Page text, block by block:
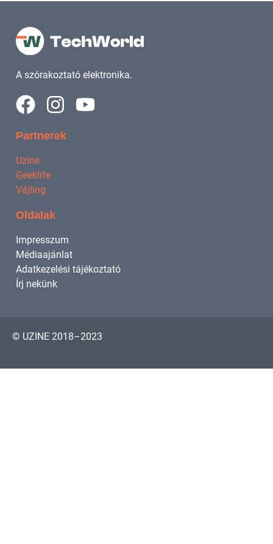
A szórakoztató elektronika.
Partnerek
Uzine
Geeklife
Vájling
Oldalak
Impresszum
Médiaajánlat
Adatkezelési tájékoztató
Írj nekünk
© UZINE 2018–2023